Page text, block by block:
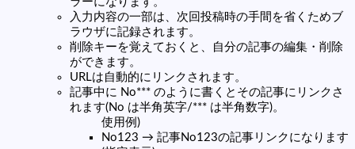
入力内容の一部は、次回投稿時の手間を省くためブ
ラウザに記録されます。
削除キーを覚えておくと、自分の記事の編集・削除
ができます。
URLは自動的にリンクされます。
記事中に No*** のように書くとその記事にリンクさ
れます(No は半角英字/*** は半角数字)。
使用例)
No123 → 記事No123の記事リンクになります